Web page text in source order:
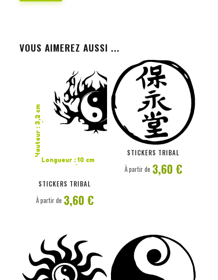
VOUS AIMEREZ AUSSI ...
Hauteur : 3,2 cm
Longueur : 10 cm
STICKERS TRIBAL
À partir de 3,60 €
STICKERS TRIBAL
PERSONNALISER
À partir de 3,60 €